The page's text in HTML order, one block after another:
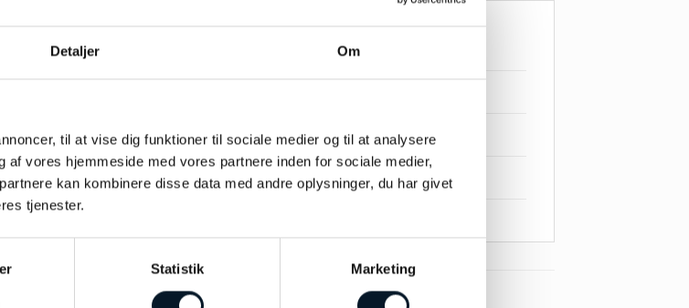
Detaljer Om
til at vise dig funktioner til sociale medier og til at analysere
vores hjemmeside med vores partnere inden for sociale medier,
kan kombinere disse data med andre oplysninger, du har givet
tjenester.
Statistik Marketing
Sølv
Zirkonia